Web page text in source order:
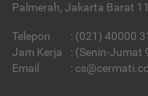
Palmerah, Jakarta Barat
Telepon : (021) 40000
Jam Kerja
: (Senin-Jumat
Email
: